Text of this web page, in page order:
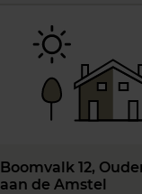
Boomvalk 12,
aan de Amstel